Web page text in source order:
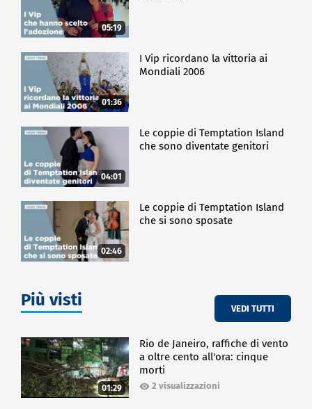
05:19
01:36
I Vip ricordano la vittoria ai
Mondiali 2006
04:01
Le coppie di Temptation Island
che sono diventate genitori
02:46
Le coppie di Temptation Island
che si sono sposate
Più visti VEDI TUTTI
01:29
Rio de Janeiro, raffiche di vento
a oltre cento all'ora: cinque
morti
2 visualizzazioni